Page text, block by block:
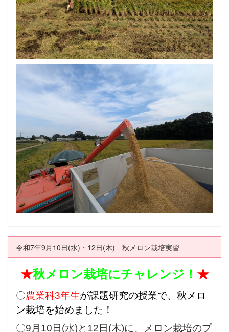
令和7年9月10日(水)・12日(木) 秋メロン栽培実習
★秋メロン栽培にチャレンジ！ ★
〇農業科3年生が課題研究の授業で、秋メロ
ン栽培を始めました！
〇9月10日(水)と12日(木)に、メロン栽培のプ